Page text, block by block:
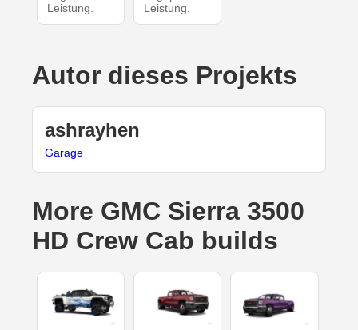
Leistung.
Leistung.
Autor dieses Projekts
ashrayhen
Garage
More GMC Sierra 3500
HD Crew Cab builds